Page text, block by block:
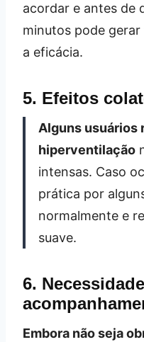
acordar e antes de
minutos pode
a eficácia.
5. Efeitos
Alguns usuários
hiperventilação
intensas. Caso
prática por
normalmente e
suave.
6.
Embora não seja